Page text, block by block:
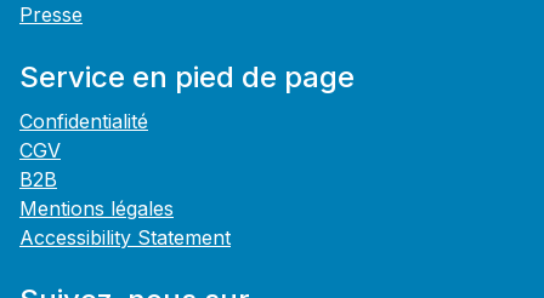
Presse
Service en pied de page
Confidentialité
CGV
B2B
Mentions légales
Accessibility Statement